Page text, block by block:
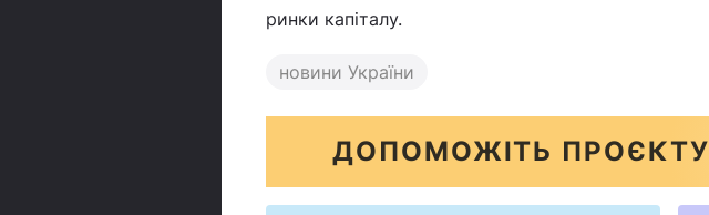
ринки капіталу.
новини України
ДОПОМОЖІТЬ ПРОЄКТУ